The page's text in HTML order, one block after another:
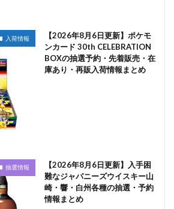
入荷情報
【2026年8月6日更新】ポケモ
ンカード 30th CELEBRATION
BOXの抽選予約・先着販売・在
庫あり・再販入荷情報まとめ
抽選情報
【2026年8月6日更新】入手困
難なジャパニーズウイスキー山
崎・響・白州各種の抽選・予約
情報まとめ